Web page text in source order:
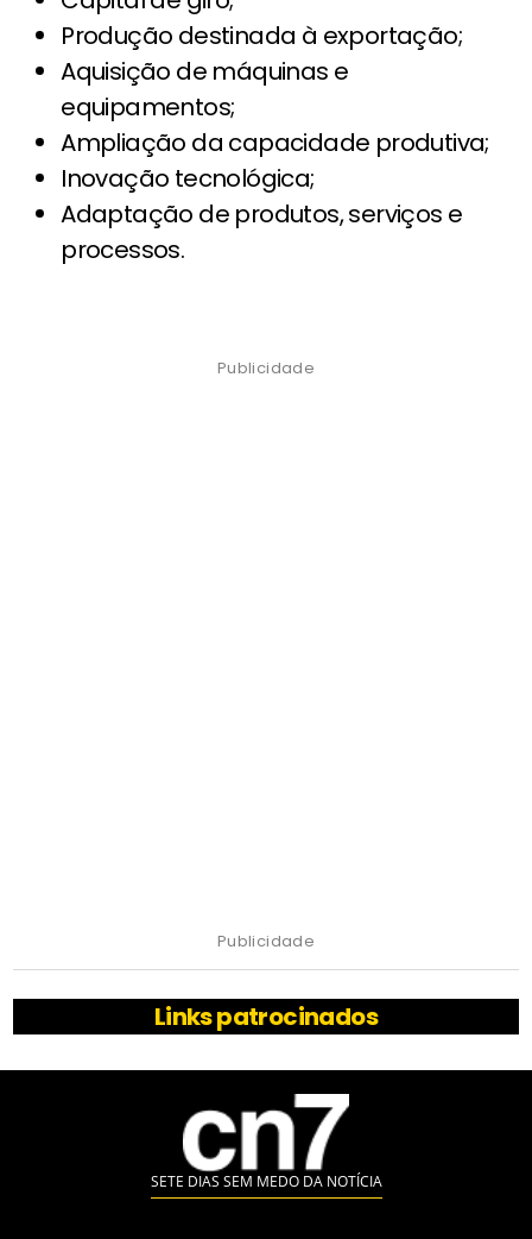
Produção destinada à exportação;
Aquisição de máquinas e
equipamentos;
Ampliação da capacidade produtiva;
Inovação tecnológica;
Adaptação de produtos, serviços e
processos.
Publicidade
Publicidade
Links patrocinados
SETE DIAS SEM MEDO DA NOTÍCIA